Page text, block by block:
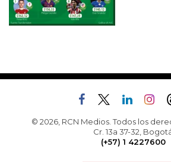
© 2026, RCN Medios. Todos los
Cr. 13a 37-32,
(+57) 1 4227600